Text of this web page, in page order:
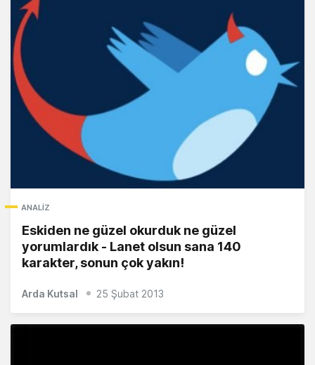
ANALIZ
Eskiden ne güzel okurduk ne güzel
yorumlardık - Lanet olsun sana 140
karakter, sonun çok yakın!
Arda Kutsal 25 Şubat 2013